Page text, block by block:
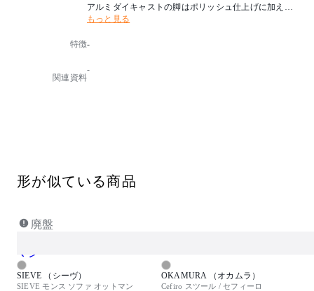
アルミダイキャストの脚はポリッシュ仕上げに加えて
、黒脚タイプを追加し、より旬なインテリアとの調和
至高のリチャージスペース演出にいかがでしょうか。
もっと見る
特徴-
関連資料
-
形が似ている商品
廃盤
SIEVE （シーヴ）
SIEVE モンス ソファ オットマン
OKAMURA （オカムラ）
Cefiro スツール / セフィーロ